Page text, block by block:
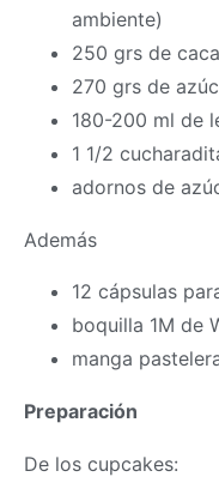
ambiente)
250 grs de
270 grs de
180-200 ml de
1 1/2
adornos de
Además
12 cápsulas
boquilla 1M de
manga
Preparación
De los cupcakes: